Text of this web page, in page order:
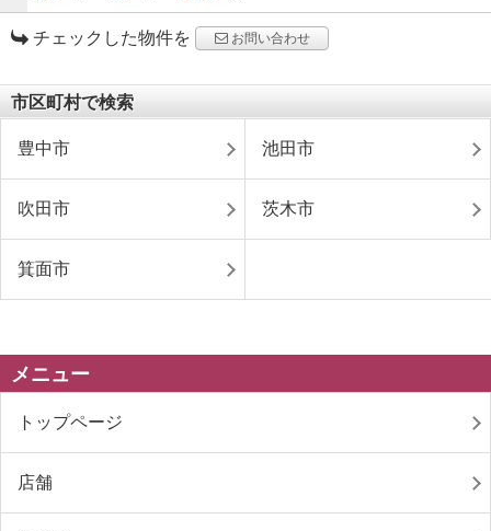
チェックした物件を お問い合わせ
市区町村で検索
豊中市 池田市
吹田市 茨木市
箕面市
メニュー
トップページ
店舗